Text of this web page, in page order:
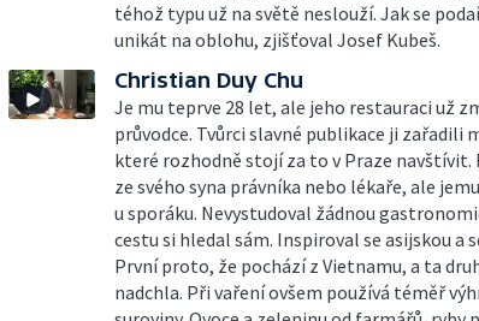
téhož typu už na světě neslouží. Jak se
unikát na oblohu, zjišťoval Josef Kubeš.
Christian Duy Chu
Je mu teprve 28 let, ale jeho restauraci už
průvodce. Tvůrci slavné publikace ji zařadili
které rozhodně stojí za to v Praze
ze svého syna právníka nebo lékaře, ale
u sporáku. Nevystudoval žádnou
cestu si hledal sám. Inspiroval se asijskou a
První proto, že pochází z Vietnamu, a ta
nadchla. Při vaření ovšem používá téměř